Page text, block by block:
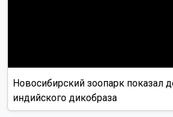
Новосибирский зоопарк показал
индийского дикобраза